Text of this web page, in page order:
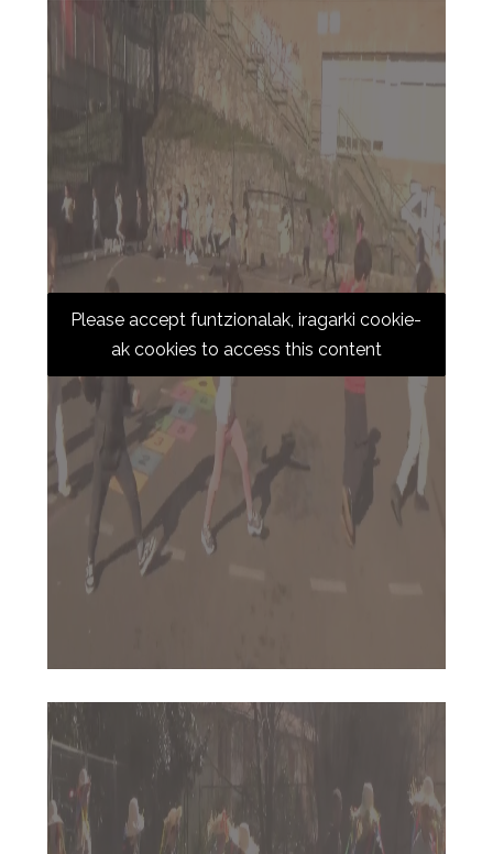
Please accept funtzionalak, iragarki cookie-
ak cookies to access this content